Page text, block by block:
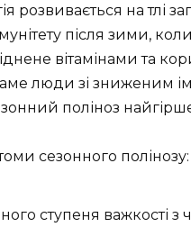
розвивається на тлі
після зими, коли
вітамінами та
люди зі зниженим
поліноз
сезонного полінозу:
ступеня важкості з